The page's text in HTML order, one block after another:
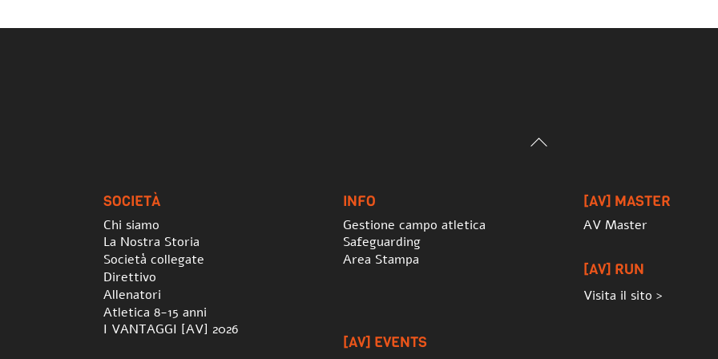
Back
SOCIETÀ
Chi siamo
La Nostra Storia
Società collegate
Direttivo
Allenatori
Atletica 8-15 anni
I VANTAGGI [AV] 2026
INFO
Gestione campo atletica
Safeguarding
Area Stampa
[AV] MASTER
AV Master
[AV] RUN
Visita il sito >
[AV] EVENTS